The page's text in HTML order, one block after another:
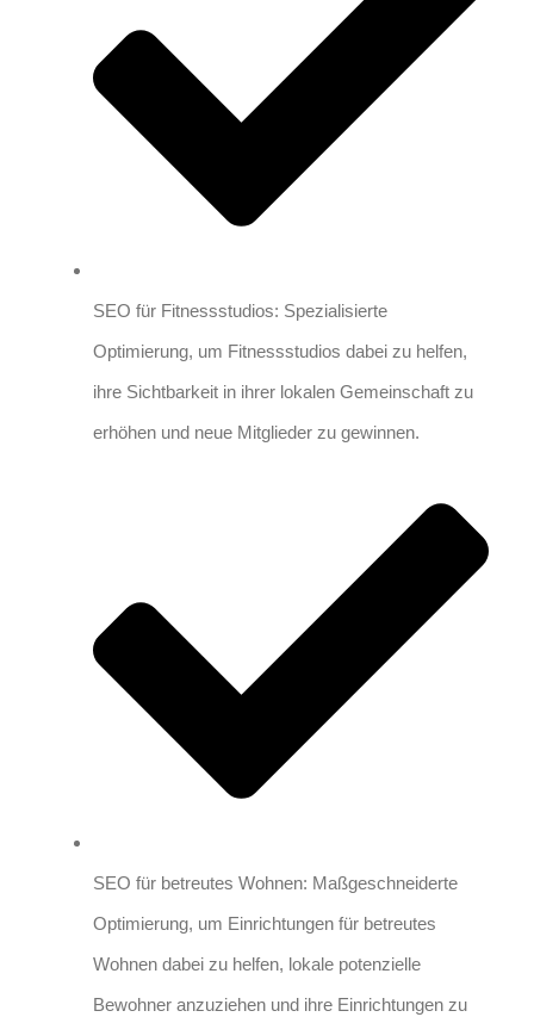
SEO für Fitnessstudios: Spezialisierte
Optimierung, um Fitnessstudios dabei zu helfen,
ihre Sichtbarkeit in ihrer lokalen Gemeinschaft zu
erhöhen und neue Mitglieder zu gewinnen.
SEO für betreutes Wohnen: Maßgeschneiderte
Optimierung, um Einrichtungen für betreutes
Wohnen dabei zu helfen, lokale potenzielle
Bewohner anzuziehen und ihre Einrichtungen zu